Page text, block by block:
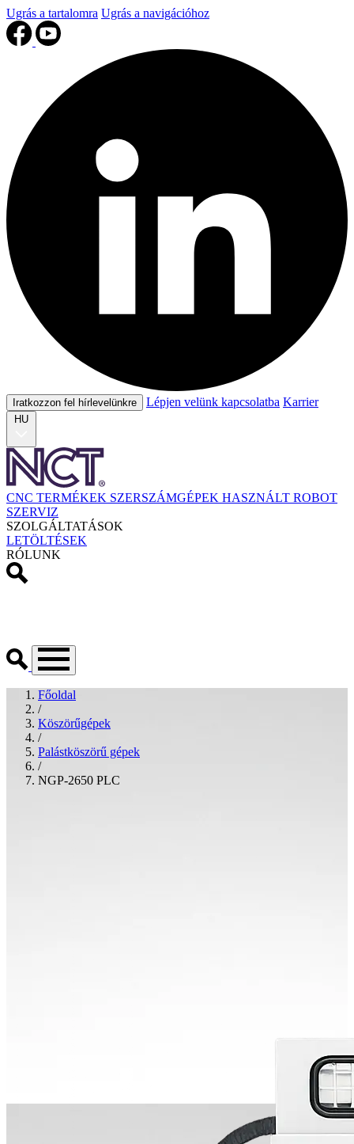
Ugrás a tartalomra Ugrás a navigációhoz
Iratkozzon fel hírlevelünkre Lépjen velünk kapcsolatba Karrier
HU
CNC TERMÉKEK SZERSZÁMGÉPEK HASZNÁLT ROBOT
SZERVIZ
SZOLGÁLTATÁSOK
LETÖLTÉSEK
RÓLUNK
Főoldal
/
Köszörűgépek
/
Palástköszörű gépek
/
NGP-2650 PLC